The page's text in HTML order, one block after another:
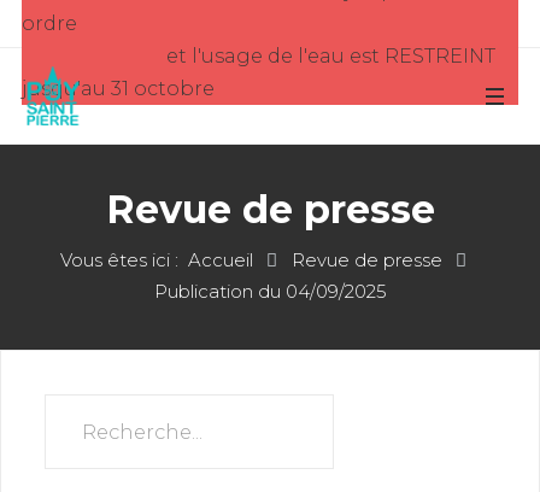
ordre
et l'usage de l'eau est RESTREINT
jusqu'au 31 octobre
Revue de presse
Vous êtes ici : Accueil
Revue de presse
Publication du 04/09/2025